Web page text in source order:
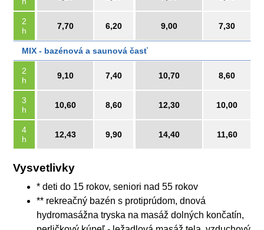
2
h
7,70 6,20 9,00 7,30
MIX - bazénová a saunová časť
2
h
9,10 7,40 10,70 8,60
3
h
10,60 8,60 12,30 10,00
4
h
12,43 9,90 14,40 11,60
Vysvetlivky
* deti do 15 rokov, seniori nad 55 rokov
** rekreačný bazén s protiprúdom, dnová
hydromasážna tryska na masáž dolných končatín,